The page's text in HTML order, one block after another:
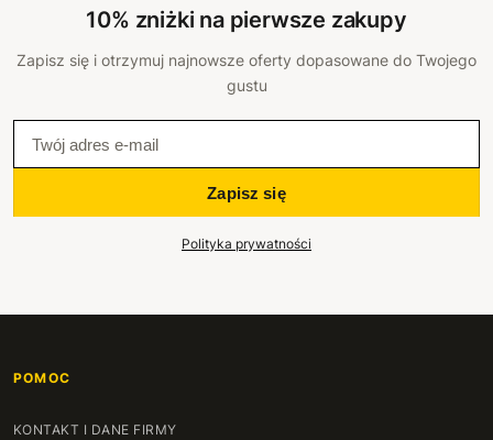
10% zniżki na pierwsze zakupy
Zapisz się i otrzymuj najnowsze oferty dopasowane do Twojego
gustu
Zapisz się
Polityka prywatności
POMOC
KONTAKT I DANE FIRMY